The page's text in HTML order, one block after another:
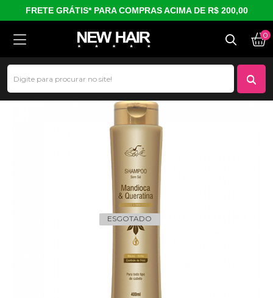
FRETE GRÁTIS* PARA COMPRAS ACIMA DE R$ 200,00
0
ESGOTADO